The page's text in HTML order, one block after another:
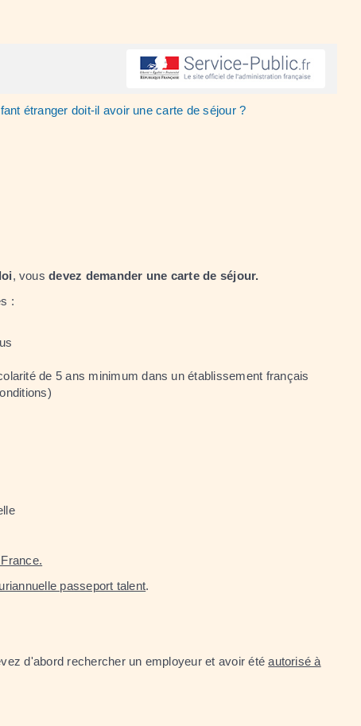
étranger doit-il avoir une carte de séjour ?
, vousdevez demander une carte de séjour.
:
de 5 ans minimum dans un établissement français
passeport talent.
d'abord rechercher un employeur et avoir étéautorisé à